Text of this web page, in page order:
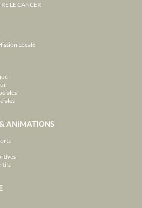
LE CANCER
Locale
ANIMATIONS